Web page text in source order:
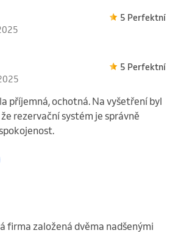
5 Perfektní
5 Perfektní
příjemná, ochotná. Na vyšetření byl
rezervační systém je správně
firma založená dvěma nadšenými